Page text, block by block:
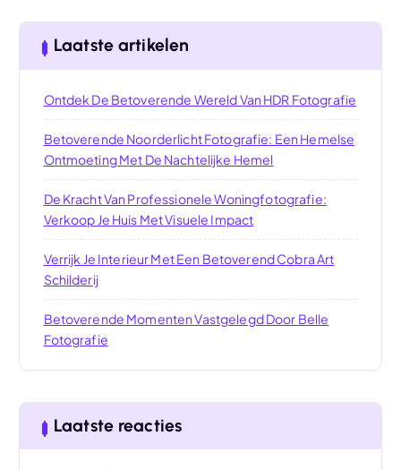
Laatste artikelen
Ontdek De Betoverende Wereld Van HDR Fotografie
Betoverende Noorderlicht Fotografie: Een Hemelse
Ontmoeting Met De Nachtelijke Hemel
De Kracht Van Professionele Woningfotografie:
Verkoop Je Huis Met Visuele Impact
Verrijk Je Interieur Met Een Betoverend Cobra Art
Schilderij
Betoverende Momenten Vastgelegd Door Belle
Fotografie
Laatste reacties